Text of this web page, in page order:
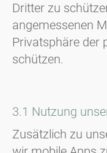
Dritter zu
angemessenen
Privatsphäre der
schützen.
3.1 Nutzung
Zusätzlich zu